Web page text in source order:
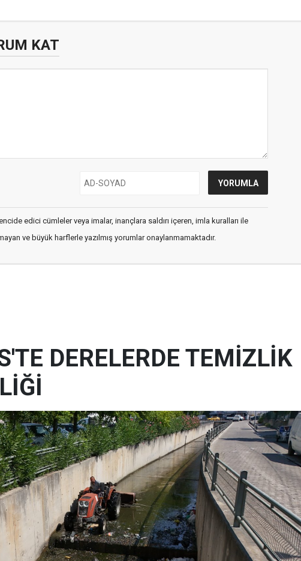
KAT
edici cümleler veya imalar, inançlara saldırı içeren, imla kuralları ile
ve büyük harflerle yazılmış yorumlar onaylanmamaktadır.
DERELERDE TEMİZLİK